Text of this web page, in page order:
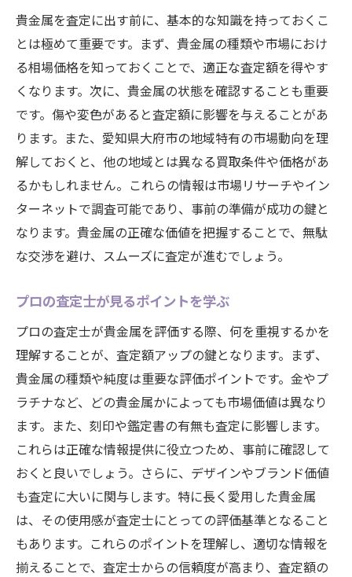
貴金属を査定に出す前に、基本的な知識を持っておくこ
とは極めて重要です。まず、貴金属の種類や市場におけ
る相場価格を知っておくことで、適正な査定額を得やす
くなります。次に、貴金属の状態を確認することも重要
です。傷や変色があると査定額に影響を与えることがあ
ります。また、愛知県大府市の地域特有の市場動向を理
解しておくと、他の地域とは異なる買取条件や価格があ
るかもしれません。これらの情報は市場リサーチやイン
ターネットで調査可能であり、事前の準備が成功の鍵と
なります。貴金属の正確な価値を把握することで、無駄
な交渉を避け、スムーズに査定が進むでしょう。
プロの査定士が見るポイントを学ぶ
プロの査定士が貴金属を評価する際、何を重視するかを
理解することが、査定額アップの鍵となります。まず、
貴金属の種類や純度は重要な評価ポイントです。金やプ
ラチナなど、どの貴金属かによっても市場価値は異なり
ます。また、刻印や鑑定書の有無も査定に影響します。
これらは正確な情報提供に役立つため、事前に確認して
おくと良いでしょう。さらに、デザインやブランド価値
も査定に大いに関与します。特に長く愛用した貴金属
は、その使用感が査定士にとっての評価基準となること
もあります。これらのポイントを理解し、適切な情報を
揃えることで、査定士からの信頼度が高まり、査定額の